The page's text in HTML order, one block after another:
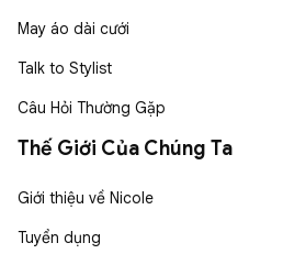
May áo dài cưới
Talk to Stylist
Câu Hỏi Thường Gặp
Thế Giới Của Chúng Ta
Giới thiệu về Nicole
Tuyển dụng